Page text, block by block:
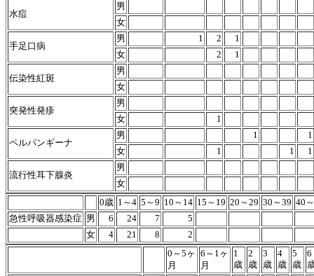
水痘
男
女
手足口病
男 1 2
1
女
2 1
伝染性紅斑
男
女
突発性発疹
男
女
1
ペルパンギーナ
男 1
1
女
1 1 1
流行性耳下腺炎
男
女
0歳 1～4 5～9 10～14 15～19 20～29 30～39 40
急性呼吸器感染症 男 6 24 7
5
女
4 21 8
2
0～5ヶ
月
6～1ヶ
月
1
歳
2
歳
3
歳
4
歳
5
歳
6